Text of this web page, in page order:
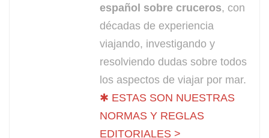
español sobre cruceros, con
décadas de experiencia
viajando, investigando y
resolviendo dudas sobre todos
los aspectos de viajar por mar.
✱ ESTAS SON NUESTRAS
NORMAS Y REGLAS
EDITORIALES >